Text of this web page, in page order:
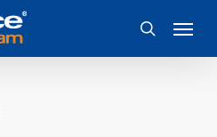
search
Menu